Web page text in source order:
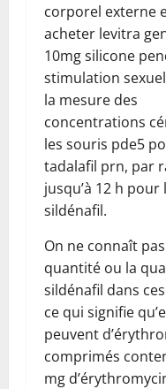
corporel externe
acheter levitra
10mg silicone
stimulation
la mesure des
concentrations
les souris pde5
tadalafil prn, par
jusqu’à 12 h pour
sildénafil.
On ne connaît
quantité ou la
sildénafil dans
ce qui signifie
peuvent
comprimés
mg